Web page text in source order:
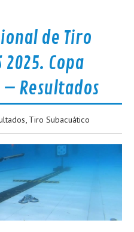
de Tiro
2025. Copa
– Resultados
, Tiro Subacuático